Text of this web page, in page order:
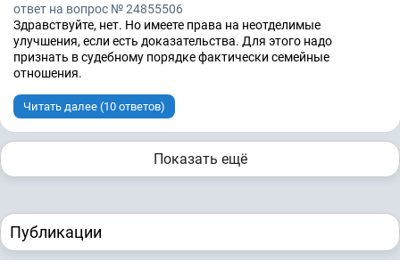
ответ на вопрос № 24855506
Здравствуйте, нет. Но имеете права на неотделимые
улучшения, если есть доказательства. Для этого надо
признать в судебному порядке фактически семейные
отношения.
Читать далее (10 ответов)
Показать ещё
Публикации